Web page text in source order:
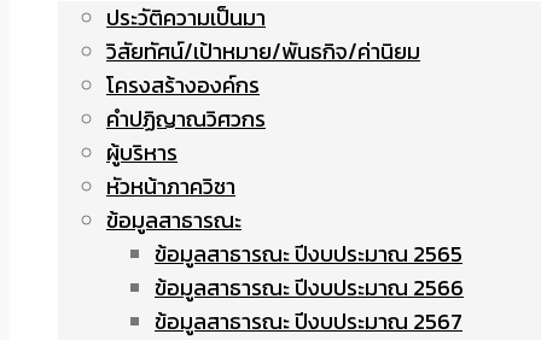
ประวัติความเป็นมา
วิสัยทัศน์/เป้าหมาย/พันธกิจ/ค่านิยม
โครงสร้างองค์กร
คำปฏิญาณวิศวกร
ผู้บริหาร
หัวหน้าภาควิชา
ข้อมูลสาธารณะ
ข้อมูลสาธารณะ ปีงบประมาณ 2565
ข้อมูลสาธารณะ ปีงบประมาณ 2566
ข้อมูลสาธารณะ ปีงบประมาณ 2567